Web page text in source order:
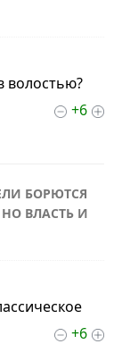
волостью?
+6
БОРЮТСЯ
ВЛАСТЬ И
+6